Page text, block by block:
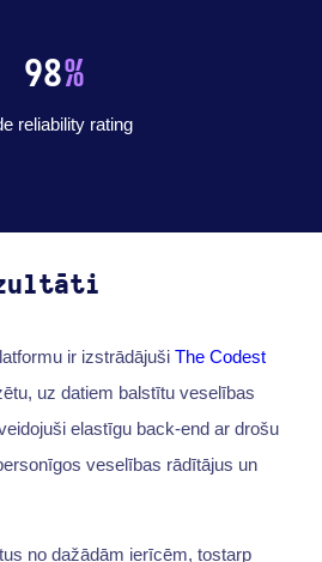
98%
reliability rating
ir izstrādājuši The Codest
uz datiem balstītu veselības
elastīgu back-end ar drošu
veselības rādītājus un
no dažādām ierīcēm, tostarp